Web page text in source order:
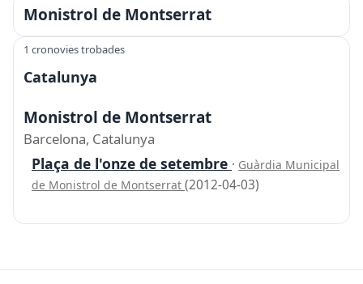
Monistrol de Montserrat
1 cronovies trobades
Catalunya
Monistrol de Montserrat
Barcelona, Catalunya
Plaça de l'onze de setembre · Guàrdia Municipal
de Monistrol de Montserrat (2012-04-03)